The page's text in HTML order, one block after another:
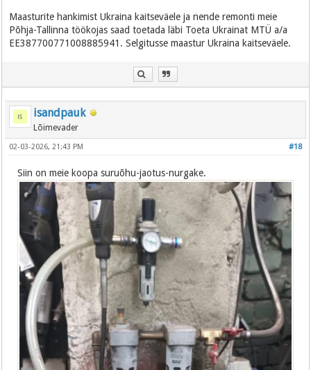
Maasturite hankimist Ukraina kaitseväele ja nende remonti meie
Põhja-Tallinna töökojas saad toetada läbi Toeta Ukrainat MTÜ a/a
EE387700771008885941. Selgitusse maastur Ukraina kaitseväele.
isandpauk
Lõimevader
#18
02-03-2026, 21:43 PM
Siin on meie koopa suruõhu-jaotus-nurgake.